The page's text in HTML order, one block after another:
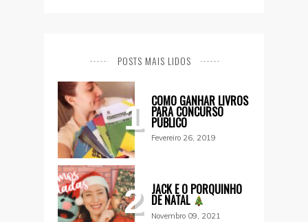
POSTS MAIS LIDOS
1 COMO GANHAR LIVROS
PARA CONCURSO
PÚBLICO
Fevereiro 26, 2019
2 JACK E O PORQUINHO
DE NATAL
Novembro 09, 2021